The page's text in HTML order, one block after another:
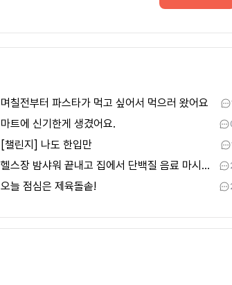
며칠전부터 파스타가 먹고 싶어서 먹으러 왔어요
마트에 신기한게 생겼어요.
[챌린지] 나도 한입만
헬스장 밤샤워 끝내고 집에서 단백질 음료 마시는 중이요
오늘 점심은 제육돌솥!